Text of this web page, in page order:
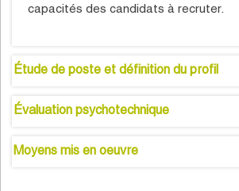
capacités des candidats à recruter.
Étude de poste et définition du profil
Évaluation psychotechnique
Moyens mis en oeuvre